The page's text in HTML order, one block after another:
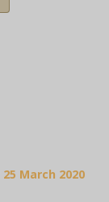
25 March 2020